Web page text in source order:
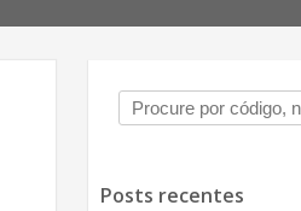
Posts recentes